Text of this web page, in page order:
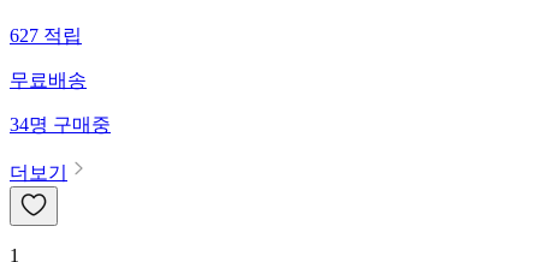
627 적립
무료배송
34명 구매중
더보기
1